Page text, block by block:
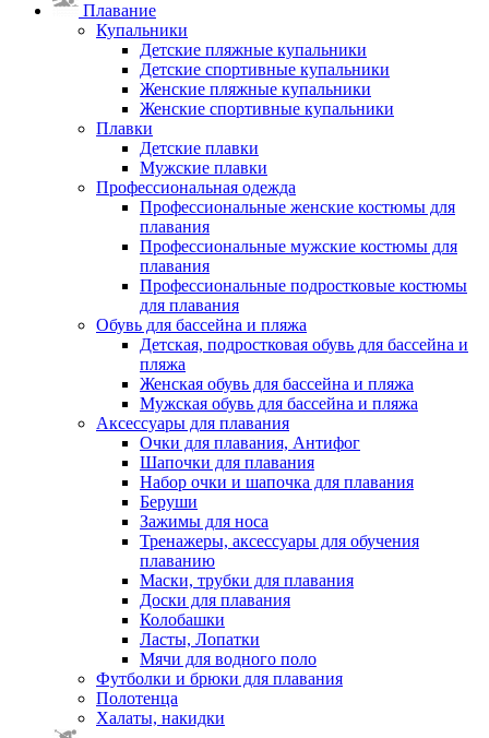
Плавание
Купальники
Детские пляжные купальники
Детские спортивные купальники
Женские пляжные купальники
Женские спортивные купальники
Плавки
Детские плавки
Мужские плавки
Профессиональная одежда
Профессиональные женские костюмы для
плавания
Профессиональные мужские костюмы для
плавания
Профессиональные подростковые костюмы
для плавания
Обувь для бассейна и пляжа
Детская, подростковая обувь для бассейна и
пляжа
Женская обувь для бассейна и пляжа
Мужская обувь для бассейна и пляжа
Аксессуары для плавания
Очки для плавания, Антифог
Шапочки для плавания
Набор очки и шапочка для плавания
Беруши
Зажимы для носа
Тренажеры, аксессуары для обучения
плаванию
Маски, трубки для плавания
Доски для плавания
Колобашки
Ласты, Лопатки
Мячи для водного поло
Футболки и брюки для плавания
Полотенца
Халаты, накидки